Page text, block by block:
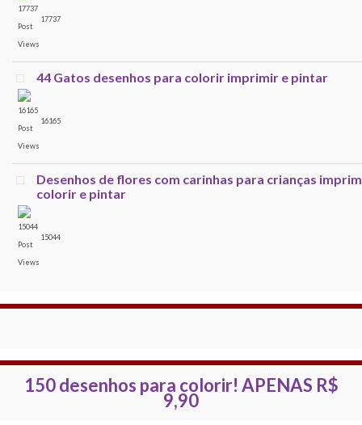
17737
44 Gatos desenhos para colorir imprimir e pintar
16165
Desenhos de flores com carinhas para crianças
colorir e pintar
15044
150 desenhos para colorir! APENAS R$
9,90